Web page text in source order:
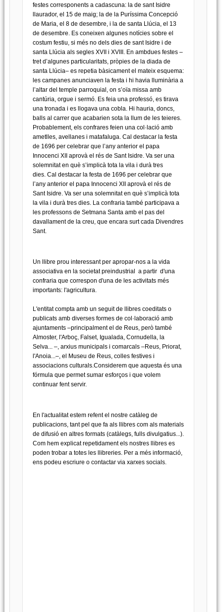
festes corresponents a cadascuna: la de sant Isidre
llaurador, el 15 de maig; la de la Puríssima Concepció
de Maria, el 8 de desembre, i la de santa Llúcia, el 13
de desembre. Es coneixen algunes notícies sobre el
costum festiu, si més no dels dies de sant Isidre i de
santa Llúcia als segles XVII i XVIII. En ambdues festes –
tret d’algunes particularitats, pròpies de la diada de
santa Llúcia– es repetia bàsicament el mateix esquema:
les campanes anunciaven la festa i hi havia lluminària a
l’altar del temple parroquial, on s’oïa missa amb
cantúria, orgue i sermó. Es feia una professó, es tirava
una tronada i es llogava una cobla. Hi hauria, doncs,
balls al carrer que acabarien sota la llum de les teieres.
Probablement, els confrares feien una col·lació amb
ametlles, avellanes i matafaluga. Cal destacar la festa
de 1696 per celebrar que l’any anterior el papa
Innocenci XII aprovà el rés de Sant Isidre. Va ser una
solemnitat en què s’implicà tota la vila i durà tres
dies. Cal destacar la festa de 1696 per celebrar que
l’any anterior el papa Innocenci XII aprovà el rés de
Sant Isidre. Va ser una solemnitat en què s’implicà tota
la vila i durà tres dies. La confraria també participava a
les professons de Setmana Santa amb el pas del
davallament de la creu, que encara surt cada Divendres
Sant.
Un llibre prou interessant per apropar-nos a la vida
associativa en la societat preindustrial a partir d'una
confraria que correspon d'una de les activitats més
importants: l'agricultura.
L'entitat compta amb un seguit de llibres coeditats o
publicats amb diverses formes de col·laboració amb
ajuntaments –principalment el de Reus, però també
Almoster, l'Arboç, Falset, Igualada, Cornudella, la
Selva... –, arxius municipals i comarcals –Reus, Priorat,
l'Anoia...–, el Museu de Reus, colles festives i
associacions culturals.Considerem que aquesta és una
fórmula que permet sumar esforços i que volem
continuar fent servir.
En l'actualitat estem refent el nostre catàleg de
publicacions, tant pel que fa als llibres com als materials
de difusió en altres formats (catàlegs, fulls divulgatius...).
Com hem explicat repetidament els nostres llibres es
poden trobar a totes les llibreries. Per a més informació,
ens podeu escriure o contactar via xarxes socials.